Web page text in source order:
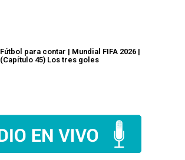
Fútbol para contar | Mundial FIFA 2026 |
(Capítulo 45) Los tres goles